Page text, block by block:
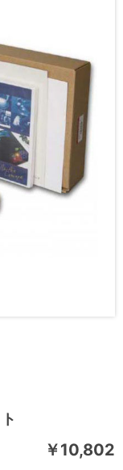
￥10,802